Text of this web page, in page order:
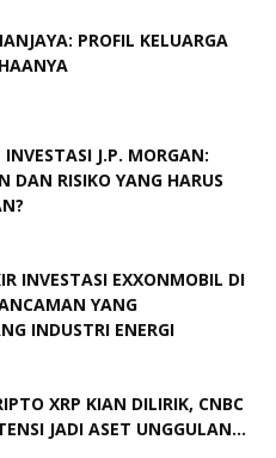
PROFIL KELUARGA
J.P. MORGAN:
DAN RISIKO YANG HARUS
INVESTASI EXXONMOBIL DI
YANG
INDUSTRI ENERGI
XRP KIAN DILIRIK, CNBC
JADI ASET UNGGULAN...